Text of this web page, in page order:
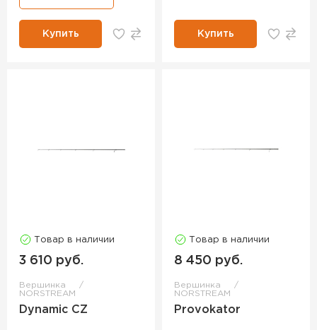
Купить Купить
Товар в наличии
3 610 руб.
Вершинка
NORSTREAM
Dynamic CZ
Товар в наличии
8 450 руб.
Вершинка
NORSTREAM
Provokator